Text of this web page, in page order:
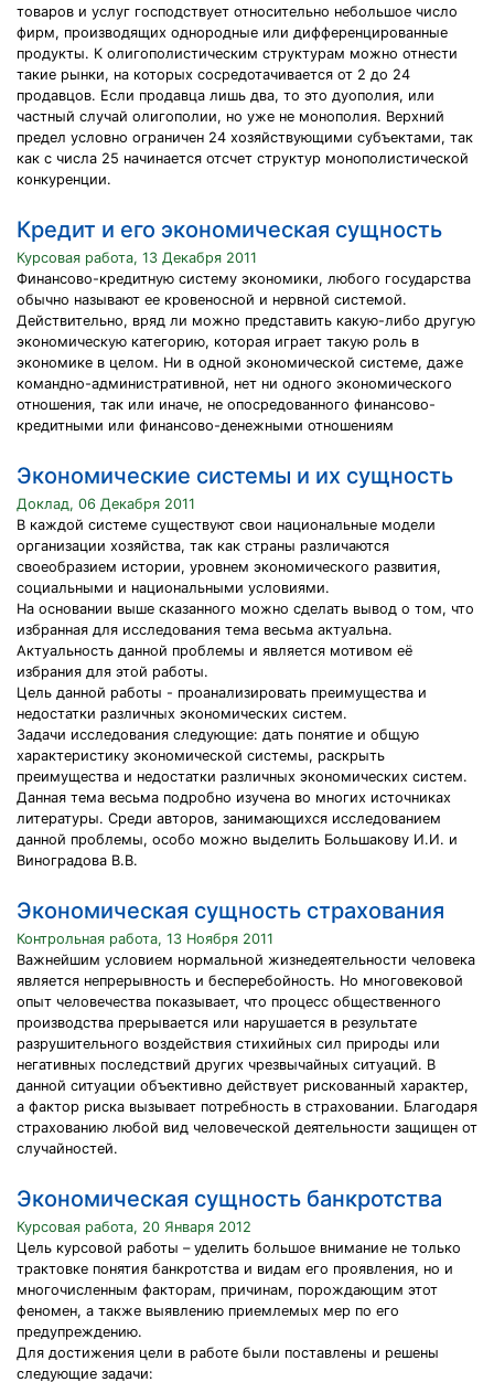
товаров и услуг господствует относительно небольшое число
фирм, производящих однородные или дифференцированные
продукты. К олигополистическим структурам можно отнести
такие рынки, на которых сосредотачивается от 2 до 24
продавцов. Если продавца лишь два, то это дуополия, или
частный случай олигополии, но уже не монополия. Верхний
предел условно ограничен 24 хозяйствующими субъектами, так
как с числа 25 начинается отсчет структур монополистической
конкуренции.
Кредит и его экономическая сущность
Курсовая работа, 13 Декабря 2011
Финансово-кредитную систему экономики, любого государства
обычно называют ее кровеносной и нервной системой.
Действительно, вряд ли можно представить какую-либо другую
экономическую категорию, которая играет такую роль в
экономике в целом. Ни в одной экономической системе, даже
командно-административной, нет ни одного экономического
отношения, так или иначе, не опосредованного финансово-
кредитными или финансово-денежными отношениям
Экономические системы и их сущность
Доклад, 06 Декабря 2011
В каждой системе существуют свои национальные модели
организации хозяйства, так как страны различаются
своеобразием истории, уровнем экономического развития,
социальными и национальными условиями.
На основании выше сказанного можно сделать вывод о том, что
избранная для исследования тема весьма актуальна.
Актуальность данной проблемы и является мотивом её
избрания для этой работы.
Цель данной работы - проанализировать преимущества и
недостатки различных экономических систем.
Задачи исследования следующие: дать понятие и общую
характеристику экономической системы, раскрыть
преимущества и недостатки различных экономических систем.
Данная тема весьма подробно изучена во многих источниках
литературы. Среди авторов, занимающихся исследованием
данной проблемы, особо можно выделить Большакову И.И. и
Виноградова В.В.
Экономическая сущность страхования
Контрольная работа, 13 Ноября 2011
Важнейшим условием нормальной жизнедеятельности человека
является непрерывность и бесперебойность. Но многовековой
опыт человечества показывает, что процесс общественного
производства прерывается или нарушается в результате
разрушительного воздействия стихийных сил природы или
негативных последствий других чрезвычайных ситуаций. В
данной ситуации объективно действует рискованный характер,
а фактор риска вызывает потребность в страховании. Благодаря
страхованию любой вид человеческой деятельности защищен от
случайностей.
Экономическая сущность банкротства
Курсовая работа, 20 Января 2012
Цель курсовой работы – уделить большое внимание не только
трактовке понятия банкротства и видам его проявления, но и
многочисленным факторам, причинам, порождающим этот
феномен, а также выявлению приемлемых мер по его
предупреждению.
Для достижения цели в работе были поставлены и решены
следующие задачи: